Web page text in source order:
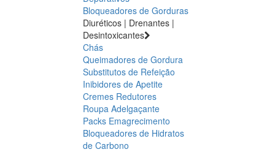
Bloqueadores de Gorduras
Diuréticos | Drenantes |
Desintoxicantes
Chás
Queimadores de Gordura
Substitutos de Refeição
Inibidores de Apetite
Cremes Redutores
Roupa Adelgaçante
Packs Emagrecimento
Bloqueadores de Hidratos
de Carbono